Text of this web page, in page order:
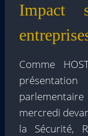
Impact
Comme
mercredi
la Sécurité,